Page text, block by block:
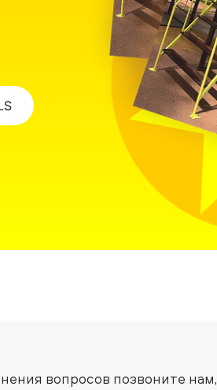
вопросов позвоните нам,